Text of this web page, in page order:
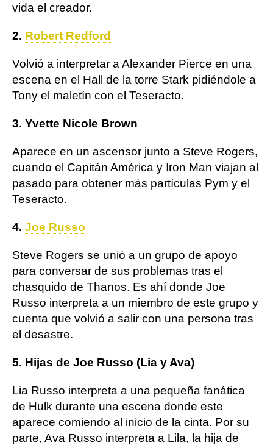
vida el creador.
2. Robert Redford
Volvió a interpretar a Alexander Pierce en una
escena en el Hall de la torre Stark pidiéndole a
Tony el maletín con el Teseracto.
3. Yvette Nicole Brown
Aparece en un ascensor junto a Steve Rogers,
cuando el Capitán América y Iron Man viajan al
pasado para obtener más partículas Pym y el
Teseracto.
4. Joe Russo
Steve Rogers se unió a un grupo de apoyo
para conversar de sus problemas tras el
chasquido de Thanos. Es ahí donde Joe
Russo interpreta a un miembro de este grupo y
cuenta que volvió a salir con una persona tras
el desastre.
5. Hijas de Joe Russo (Lia y Ava)
Lia Russo interpreta a una pequeña fanática
de Hulk durante una escena donde este
aparece comiendo al inicio de la cinta. Por su
parte, Ava Russo interpreta a Lila, la hija de